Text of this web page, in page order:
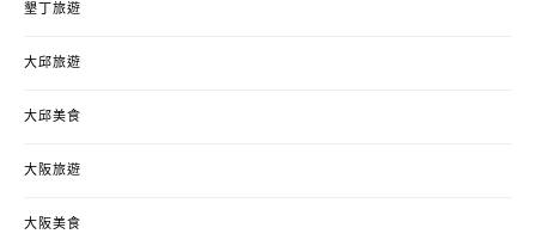
墾丁旅遊
大邱旅遊
大邱美食
大阪旅遊
大阪美食